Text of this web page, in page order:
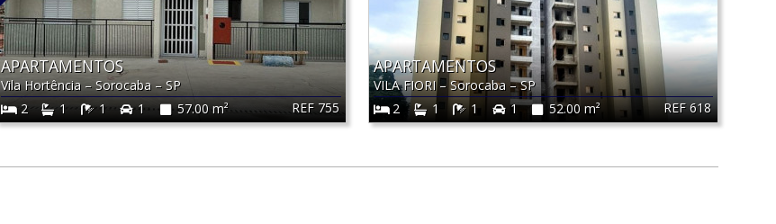
REF 755
APARTAMENTOS
Vila Hortência–Sorocaba–SP
2
1 1 1 57.00 m² REF 618
APARTAMENTOS
VILA FIORI– Sorocaba –SP
2
1 1 1 52.00 m²